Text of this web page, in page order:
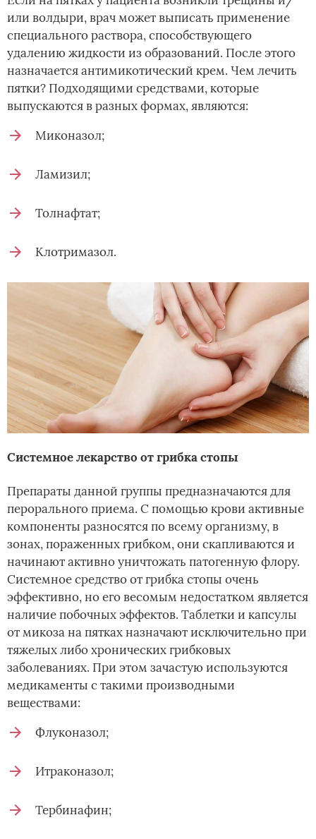
или волдыри, врач может выписать применение
специального раствора, способствующего
удалению жидкости из образований. После этого
назначается антимикотический крем. Чем лечить
пятки? Подходящими средствами, которые
выпускаются в разных формах, являются:
Миконазол;
Ламизил;
Толнафтат;
Клотримазол.
Системное лекарство от грибка стопы
Препараты данной группы предназначаются для
перорального приема. С помощью крови активные
компоненты разносятся по всему организму, в
зонах, пораженных грибком, они скапливаются и
начинают активно уничтожать патогенную флору.
Системное средство от грибка стопы очень
эффективно, но его весомым недостатком является
наличие побочных эффектов. Таблетки и капсулы
от микоза на пятках назначают исключительно при
тяжелых либо хронических грибковых
заболеваниях. При этом зачастую используются
медикаменты с такими производными
веществами:
Флуконазол;
Итраконазол;
Тербинафин;